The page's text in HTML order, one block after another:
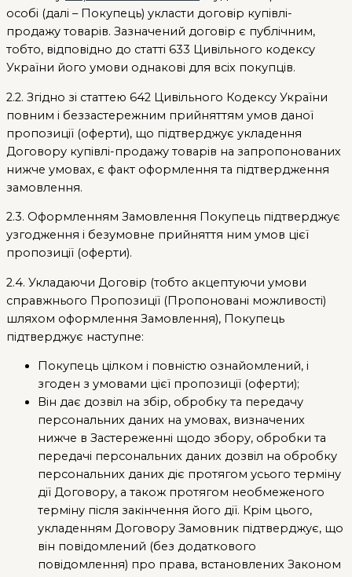
особі (далі – Покупець) укласти договір купівлі-
продажу товарів. Зазначений договір є публічним,
тобто, відповідно до статті 633 Цивільного кодексу
України його умови однакові для всіх покупців.
2.2. Згідно зі статтею 642 Цивільного Кодексу України
повним і беззастережним прийняттям умов даної
пропозиції (оферти), що підтверджує укладення
Договору купівлі-продажу товарів на запропонованих
нижче умовах, є факт оформлення та підтвердження
замовлення.
2.3. Оформленням Замовлення Покупець підтверджує
узгодження і безумовне прийняття ним умов цієї
пропозиції (оферти).
2.4. Укладаючи Договір (тобто акцептуючи умови
справжнього Пропозиції (Пропоновані можливості)
шляхом оформлення Замовлення), Покупець
підтверджує наступне:
Покупець цілком і повністю ознайомлений, і
згоден з умовами цієї пропозиції (оферти);
Він дає дозвіл на збір, обробку та передачу
персональних даних на умовах, визначених
нижче в Застереженні щодо збору, обробки та
передачі персональних даних дозвіл на обробку
персональних даних діє протягом усього терміну
дії Договору, а також протягом необмеженого
терміну після закінчення його дії. Крім цього,
укладенням Договору Замовник підтверджує, що
він повідомлений (без додаткового
повідомлення) про права, встановлених Законом